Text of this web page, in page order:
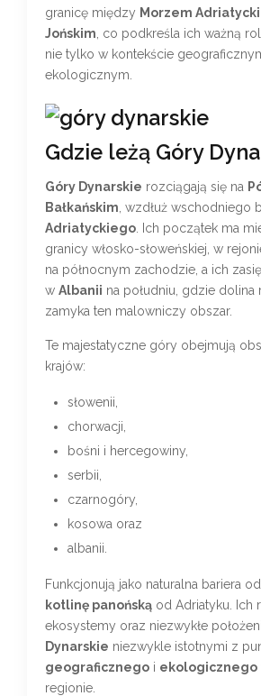
granicę między Morzem
Jońskim , co podkreśla ich ważną
nie tylko w kontekście
ekologicznym.
Gdzie leżą Góry
Góry Dynarskie rozciągają się na
Bałkańskim , wzdłuż wschodniego
Adriatyckiego . Ich początek ma
granicy włosko-słoweńskiej, w
na północnym zachodzie, a ich
w Albanii na południu, gdzie dolina
zamyka ten malowniczy obszar.
Te majestatyczne góry obejmują
krajów:
słowenii,
chorwacji,
bośni i hercegowiny,
serbii,
czarnogóry,
kosowa oraz
albanii.
Funkcjonują jako naturalna bariera
kotlinę panońską od Adriatyku. Ich
ekosystemy oraz niezwykłe
Dynarskie niezwykle istotnymi z
geograficznego i ekologicznego
regionie.